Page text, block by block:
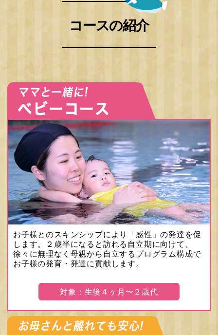
コースの紹介
お子様とのスキンシップにより「感性」の発達を促
します。２歳半になると訪れる自立期に向けて、
徐々に無理なく母親から自立するプログラム構成で
お子様の発育・発達に貢献します。
対象：生後４ヶ月〜２歳代